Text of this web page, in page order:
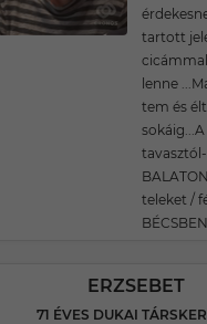
tartott
lenne
tem és
teleket /
ERZSEBET
71 ÉVES DUKAI